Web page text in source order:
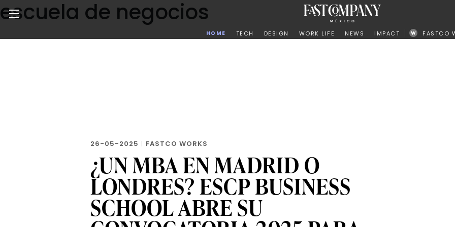
Skip
to
content
Noticias de negocios, innovación, tecnología y diseño
HOME TECH DESIGN WORK LIFE NEWS IMPACT FASTCO
escuela de negocios
26-05-2025 | FASTCO WORKS
¿UN MBA EN MADRID O
LONDRES? ESCP BUSINESS
SCHOOL ABRE SU